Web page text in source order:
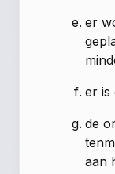
er
er is
de
aan